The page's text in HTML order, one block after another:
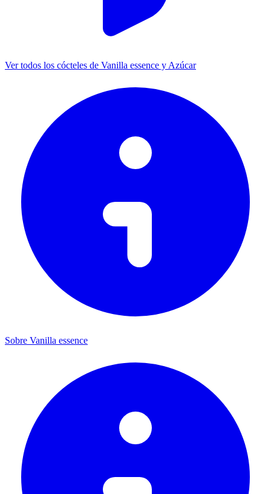
Ver todos los cócteles de Vanilla essence y Azúcar
Sobre Vanilla essence